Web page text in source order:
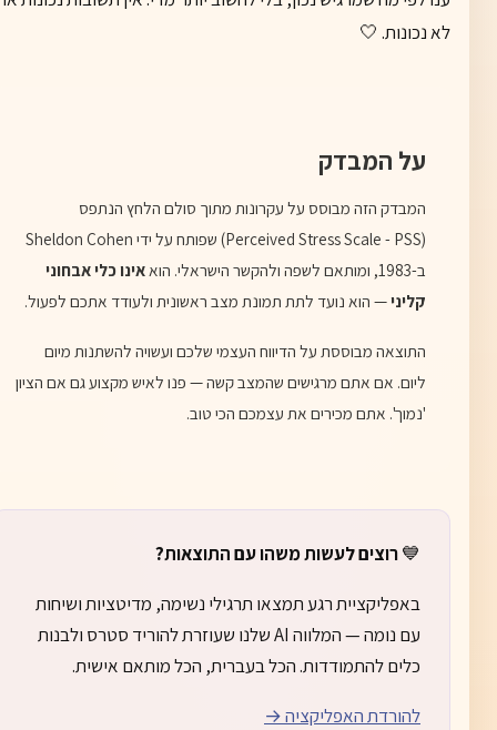
לא נכונות. 🤍
על המבדק
המבדק הזה מבוסס על עקרונות מתוך סולם הלחץ הנתפס
(Perceived Stress Scale - PSS) שפותח על ידי Sheldon Cohen
ב-1983, ומותאם לשפה ולהקשר הישראלי. הוא
אינו כלי אבחוני
קליני— הוא נועד לתת תמונת מצב ראשונית ולעודד אתכם לפעול.
התוצאה מבוססת על הדיווח העצמי שלכם ועשויה להשתנות מיום
ליום. אם אתם מרגישים שהמצב קשה — פנו לאיש מקצוע גם אם הציון
'נמוך'. אתם מכירים את עצמכם הכי טוב.
💙רוצים לעשות משהו עם התוצאות?
באפליקציית רגע תמצאו תרגילי נשימה, מדיטציות ושיחות
עם נומה — המלווה AI שלנו שעוזרת להוריד סטרס ולבנות
כלים להתמודדות. הכל בעברית, הכל מותאם אישית.
להורדת האפליקציה →